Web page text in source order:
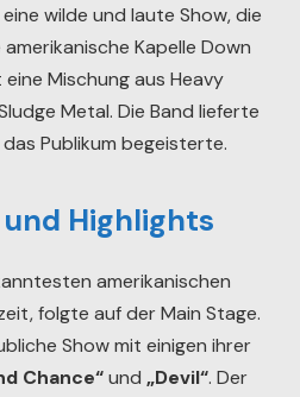
wilde und laute Show, die
Kapelle Down
Mischung aus Heavy
Metal. Die Band lieferte
Publikum begeisterte.
Highlights
amerikanischen
folgte auf der Main Stage.
Show mit einigen ihrer
Chance“und „Devil“. Der